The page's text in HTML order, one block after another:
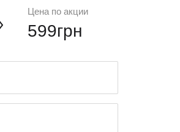
Цена по акции
599грн